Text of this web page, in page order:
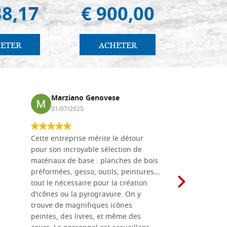
A4, mesure
interne
Stocker: 0 - COD. 35X53A4
ACHETER
A4, mesure
A4, mesure
interne
ACHETER
A4, mesure
Stocker: 0 - COD. 45X57A4
ACHETER
€ 900,00
ACHETER
€
Marziano Genovese
01/07/2025
Cette entreprise mérite le détour
pour son incroyable sélection de
matériaux de base : planches de bois
préformées, gesso, outils, peintures…
tout le nécessaire pour la création
d’icônes ou la pyrogravure. On y
trouve de magnifiques icônes
peintes, des livres, et même des